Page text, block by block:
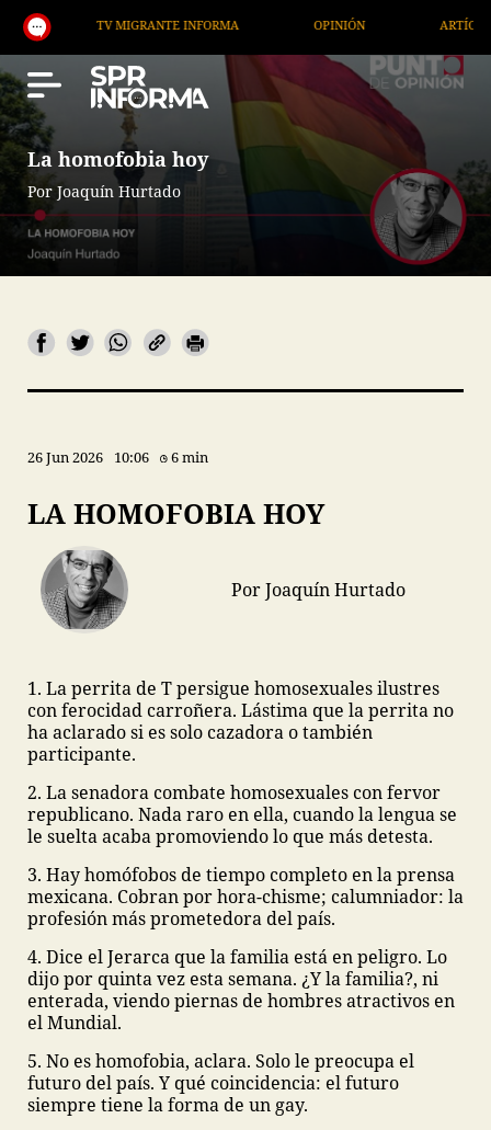
TV MIGRANTE INFORMA
La homofobia hoy
Por Joaquín Hurtado
26 Jun 2026 10:06 6 min
LA HOMOFOBIA HOY
Por Joaquín Hurtado
1. La perrita de T persigue homosexuales ilustres
con ferocidad carroñera. Lástima que la perrita no
ha aclarado si es solo cazadora o también
participante.
2. La senadora combate homosexuales con fervor
republicano. Nada raro en ella, cuando la lengua se
le suelta acaba promoviendo lo que más detesta.
3. Hay homófobos de tiempo completo en la prensa
mexicana. Cobran por hora-chisme; calumniador: la
profesión más prometedora del país.
4. Dice el Jerarca que la familia está en peligro. Lo
dijo por quinta vez esta semana. ¿Y la familia?, ni
enterada, viendo piernas de hombres atractivos en
el Mundial.
5. No es homofobia, aclara. Solo le preocupa el
futuro del país. Y qué coincidencia: el futuro
siempre tiene la forma de un gay.